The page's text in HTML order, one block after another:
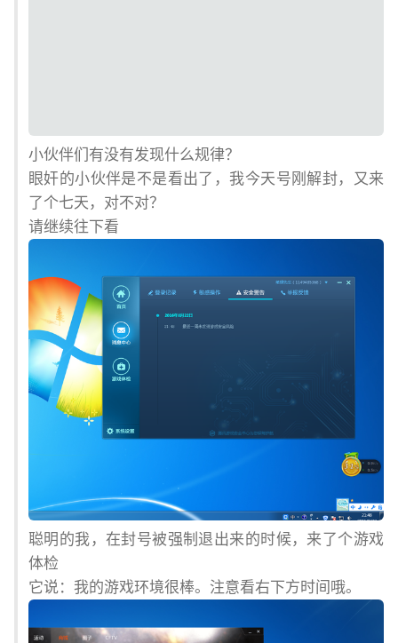
小伙伴们有没有发现什么规律？
眼奸的小伙伴是不是看出了，我今天号刚解封，又来
了个七天，对不对？
请继续往下看
聪明的我，在封号被强制退出来的时候，来了个游戏
体检
它说：我的游戏环境很棒。注意看右下方时间哦。